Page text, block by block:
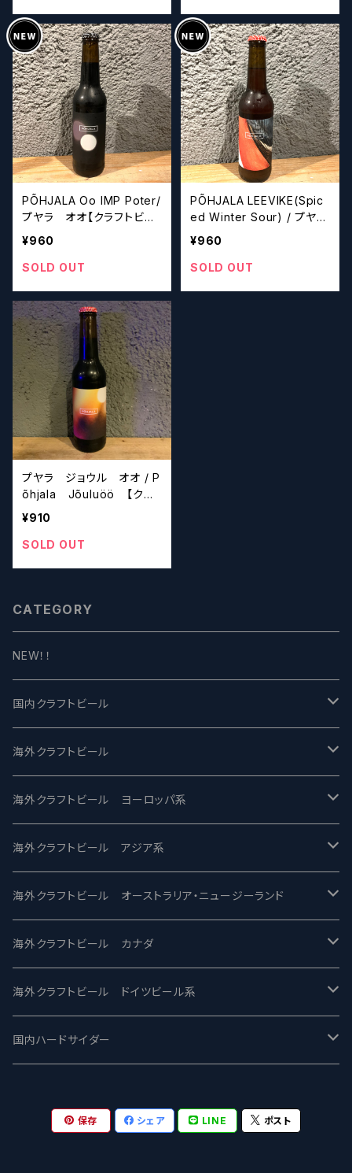
PÕHJALA Oo IMP Poter/
プヤラ オオ【クラフトビー
ル】
¥960
SOLD OUT
PÕHJALA LEEVIKE(Spic
ed Winter Sour) / プヤ
ラ レーヴィケ【クラフトビ
¥960
SOLD OUT
プヤラ ジョウル オオ / P
õhjala Jõuluöö 【クラ
フトビール】
¥910
SOLD OUT
CATEGORY
NEW！！
国内クラフトビール
UCHU BREWING -うちゅうブルーイング
バテレ -VERTERE
2nd Story Ale Works -セカンドストーリー
ビアへるん - Beer Hearn
忽布古丹醸造 - HOP KOTAN
ワイマーケットブルーイング Y.Market Brewing
志賀高原ビール - SIGAKOGEN
箕面ビール - MINOH BEER
海外クラフトビール
Modern Times モダンタイムズ
Maui マウイ
Toppling Goliath トップリンゴライアス
Fair State フェアステイト
Lagunitas ラグニタス
FirestoneWalker ファイアストーン
Mikkeller ミッケラー
海外クラフトビール ヨーロッパ系
UnBarred -アンバード
SAIREN /サイレン
ワイルドチャイルド - Wilde Child
BrewDog Brewery - ブリュードッグ
The Flying Inn / ザ フライイング イン
Lambiek Fabriek - ファブリーク
海外クラフトビール アジア系
gweilo-鬼佬 グウァイロ
Heart Of Darkness - ハートオブダークネス
Carbon brews -カーボン
TAIHU - タイフー
Behemoth - ベヒーモス
海外クラフトビール オーストラリア・ニュージーランド
ROCKY RIDGE - ロッキーリッジ
BODRIGGY BREWING ボッドリッジー
CO-CONSPIRATORS コ・コンスピレーターズ
Deep Creek Brewing Co.
海外クラフトビール カナダ
Jackie O's ジャッキーオーズ
Westbrook ウェストブルック
Strathcona ストラスコナ
海外クラフトビール ドイツビール系
Karmeliten カーメリテン
Früh フリュー
国内ハードサイダー
保存 シェア LINE ポスト